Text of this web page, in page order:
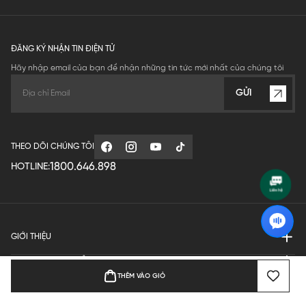
THÊM VÀO GIỎ
ĐĂNG KÝ NHẬN TIN ĐIỆN TỬ
Hãy nhập email của bạn để nhận những tin tức mới nhất của chúng tôi
GỬI
THEO DÕI CHÚNG TÔI
HOTLINE:1800.646.898
GIỚI THIỆU
QUY ĐỊNH HOẠT ĐỘNG